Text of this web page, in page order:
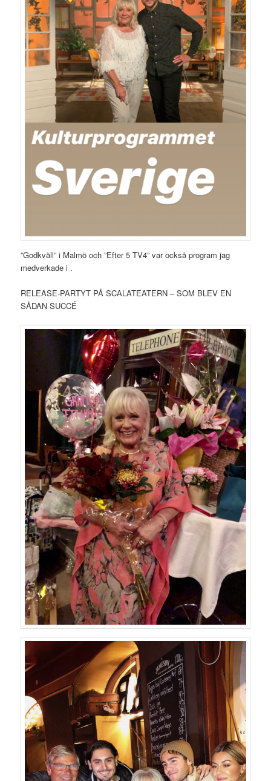
”Godkväll” i Malmö och ”Efter 5 TV4” var också program jag
medverkade i .
RELEASE-PARTYT PÅ SCALATEATERN – SOM BLEV EN
SÅDAN SUCCÉ